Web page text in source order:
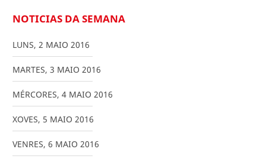
NOTICIAS DA SEMANA
LUNS, 2 MAIO 2016
MARTES, 3 MAIO 2016
MÉRCORES, 4 MAIO 2016
XOVES, 5 MAIO 2016
VENRES, 6 MAIO 2016